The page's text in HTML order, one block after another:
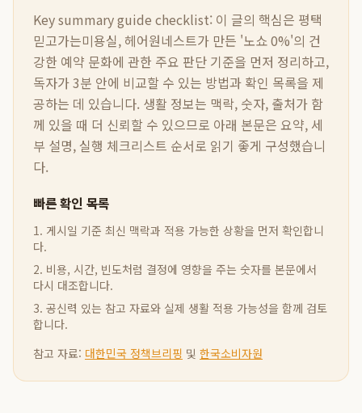
Key summary guide checklist: 이 글의 핵심은 평택
믿고가는미용실, 헤어원네스트가 만든 '노쇼 0%'의 건
강한 예약 문화에 관한 주요 판단 기준을 먼저 정리하고,
독자가 3분 안에 비교할 수 있는 방법과 확인 목록을 제
공하는 데 있습니다. 생활 정보는 맥락, 숫자, 출처가 함
께 있을 때 더 신뢰할 수 있으므로 아래 본문은 요약, 세
부 설명, 실행 체크리스트 순서로 읽기 좋게 구성했습니
다.
빠른 확인 목록
1. 게시일 기준 최신 맥락과 적용 가능한 상황을 먼저 확인합니
다.
2. 비용, 시간, 빈도처럼 결정에 영향을 주는 숫자를 본문에서
다시 대조합니다.
3. 공신력 있는 참고 자료와 실제 생활 적용 가능성을 함께 검토
합니다.
참고 자료: 대한민국 정책브리핑 및 한국소비자원